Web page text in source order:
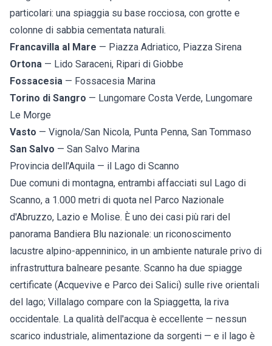
particolari: una spiaggia su base rocciosa, con grotte e
colonne di sabbia cementata naturali.
Francavilla al Mare — Piazza Adriatico, Piazza Sirena
Ortona — Lido Saraceni, Ripari di Giobbe
Fossacesia — Fossacesia Marina
Torino di Sangro — Lungomare Costa Verde, Lungomare
Le Morge
Vasto — Vignola/San Nicola, Punta Penna, San Tommaso
San Salvo — San Salvo Marina
Provincia dell'Aquila — il Lago di Scanno
Due comuni di montagna, entrambi affacciati sul Lago di
Scanno, a 1.000 metri di quota nel Parco Nazionale
d'Abruzzo, Lazio e Molise. È uno dei casi più rari del
panorama Bandiera Blu nazionale: un riconoscimento
lacustre alpino-appenninico, in un ambiente naturale privo di
infrastruttura balneare pesante. Scanno ha due spiagge
certificate (Acquevive e Parco dei Salici) sulle rive orientali
del lago; Villalago compare con la Spiaggetta, la riva
occidentale. La qualità dell'acqua è eccellente — nessun
scarico industriale, alimentazione da sorgenti — e il lago è